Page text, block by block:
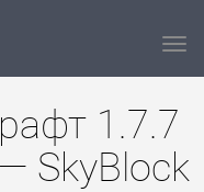
1.7.7
SkyBlock